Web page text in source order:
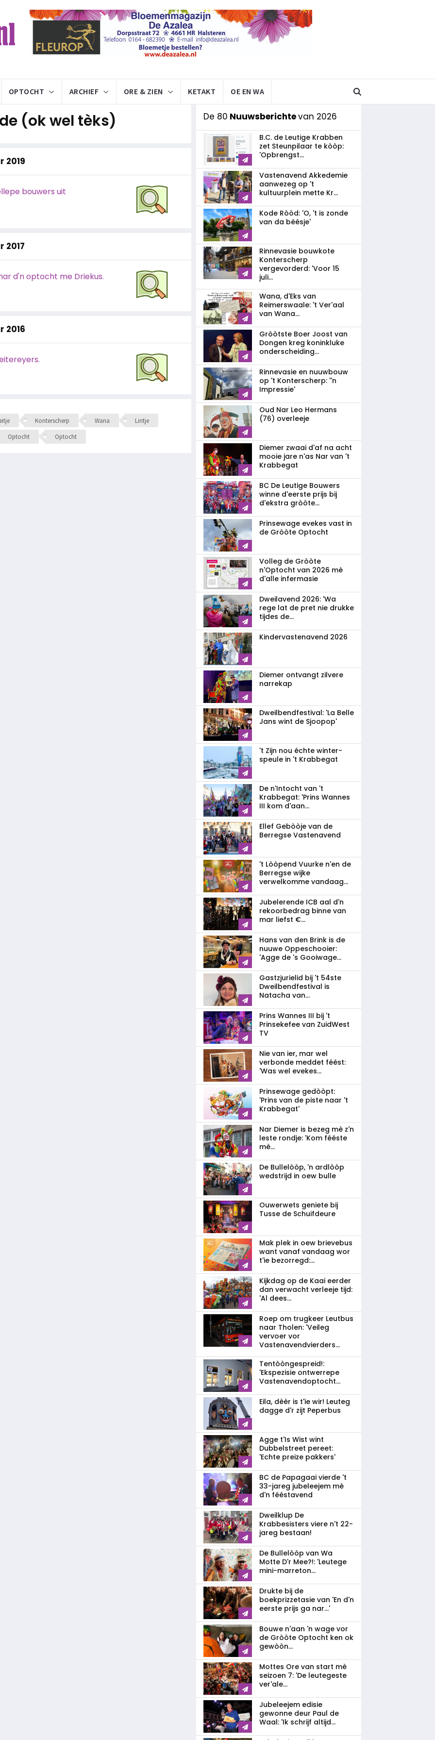
OPTOCHT ARCHIEF ORE & ZIEN KETAKT OE EN WA
(ok wel tèks)
2019
bouwers uit
2017
d'n optocht me Driekus.
2016
Konterscherp Wana
Lintje
Optocht Optocht
De 80 Nuuwsberichtevan 2026
B.C. de Leutige Krabben
zet Steunpilaar te kòòp:
'Opbrengst...
Vastenavend Akkedemie
aanwezeg op 't
kultuurplein mette Kr...
Kode Ròòd: 'O, 't is zonde
van da béésje'
Rinnevasie bouwkote
Konterscherp
vergevorderd: 'Voor 15
juli...
Wana, d'Eks van
Reimerswaale: 't Ver'aal
van Wana...
Gròòtste Boer Joost van
Dongen kreg koninkluke
onderscheiding...
Rinnevasie en nuuwbouw
op 't Konterscherp: ''n
Impressie'
Oud Nar Leo Hermans
(76) overleeje
Diemer zwaai d'af na acht
mooie jare n'as Nar van 't
Krabbegat
BC De Leutige Bouwers
winne d'eerste prijs bij
d'ekstra gròòte...
Prinsewage evekes vast in
de Gròòte Optocht
Volleg de Gròòte
n'Optocht van 2026 mè
d'alle infermasie
Dweilavend 2026: 'Wa
rege lat de pret nie drukke
tijdes de...
Kindervastenavend 2026
Diemer ontvangt zilvere
narrekap
Dweilbendfestival: 'La Belle
Jans wint de Sjoopop'
't Zijn nou échte winter-
speule in 't Krabbegat
De n'Intocht van 't
Krabbegat: 'Prins Wannes
III kom d'aan...
Ellef Gebòòje van de
Berregse Vastenavend
't Lòòpend Vuurke n'en de
Berregse wijke
verwelkomme vandaag...
Jubelerende ICB aal d'n
rekoorbedrag binne van
mar liefst €...
Hans van den Brink is de
nuuwe Oppeschooier:
'Agge de 's Gooiwage...
Gastzjurielid bij 't 54ste
Dweilbendfestival is
Natacha van...
Prins Wannes III bij 't
Prinsekefee van ZuidWest
TV
Nie van ier, mar wel
verbonde meddet féést:
'Was wel evekes...
Prinsewage gedòòpt:
'Prins van de piste naar 't
Krabbegat'
Nar Diemer is bezeg mè z'n
leste rondje: 'Kom fééste
mè...
De Bullelòòp, 'n ardlòòp
wedstrijd in oew bulle
Ouwerwets geniete bij
Tusse de Schuifdeure
Mak plek in oew brievebus
want vanaf vandaag wor
t'ie bezorregd:...
Kijkdag op de Kaai eerder
dan verwacht verleeje tijd:
'Al dees...
Roep om trugkeer Leutbus
naar Tholen: 'Veileg
vervoer vor
Vastenavendvierders...
Tentòòngespreid!:
'Ekspezisie ontwerrepe
Vastenavendoptocht...
Eila, dèèr is t'ie wir! Leuteg
dagge d'r zijt Peperbus
Agge t'Is Wist wint
Dubbelstreet pereet:
'Echte preize pakkers'
BC de Papagaai vierde 't
33-jareg jubeleejem mè
d'n fééstavend
Dweilklup De
Krabbesisters viere n't 22-
jareg bestaan!
De Bullelòòp van Wa
Motte D'r Mee?!: 'Leutege
mini-marreton...
Drukte bij de
boekprizzetasie van 'En d'n
eerste prijs ga nar...'
Bouwe n'aan 'n wage vor
de Gròòte Optocht ken ok
gewòòn...
Mottes Ore van start mè
seizoen 7: 'De leutegeste
ver'ale...
Jubeleejem edisie
gewonne deur Paul de
Waal: 'Ik schrijf altijd...